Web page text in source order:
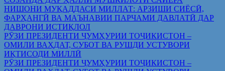
НИШОНИ МУҚАДДАСИ МИЛЛАТ: АРЗИШИ СИЁСӢ,
ФАРҲАНГӢ ВА МАЪНАВИИ ПАРЧАМИ ДАВЛАТӢ ДАР
ДАВРОНИ ИСТИҚЛОЛ
РӮЗИ ПРЕЗИДЕНТИ ҶУМҲУРИИ ТОҶИКИСТОН –
ОМИЛИ ВАҲДАТ, СУБОТ ВА РУШДИ УСТУВОРИ
ИҚТИСОДИ МИЛЛӢ
РӮЗИ ПРЕЗИДЕНТИ ҶУМҲУРИИ ТОҶИКИСТОН –